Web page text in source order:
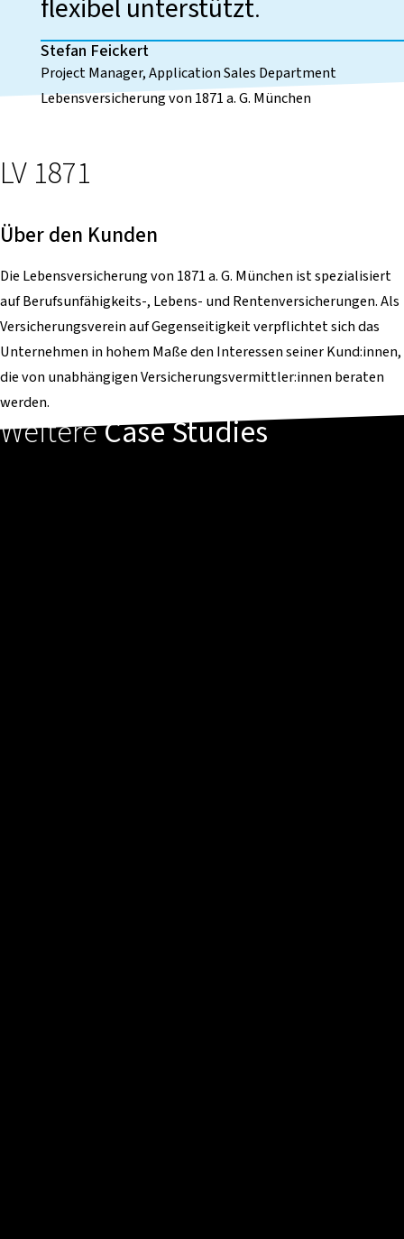
flexibel unterstützt.
Stefan Feickert
Project Manager, Application Sales Department
Lebensversicherung von 1871 a. G. München
LV 1871
Über den Kunden
Die Lebensversicherung von 1871 a. G. München ist spezialisiert
auf Berufsunfähigkeits-, Lebens- und Rentenversicherungen. Als
Versicherungsverein auf Gegenseitigkeit verpflichtet sich das
Unternehmen in hohem Maße den Interessen seiner Kund:innen,
die von unabhängigen Versicherungsvermittler:innen beraten
werden.
WeitereCase Studies